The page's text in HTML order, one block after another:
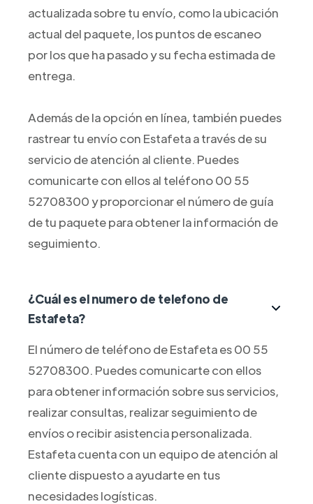
actualizada sobre tu envío, como la ubicación
actual del paquete, los puntos de escaneo
por los que ha pasado y su fecha estimada de
entrega.
Además de la opción en línea, también puedes
rastrear tu envío con Estafeta a través de su
servicio de atención al cliente. Puedes
comunicarte con ellos al teléfono 00 55
52708300 y proporcionar el número de guía
de tu paquete para obtener la información de
seguimiento.
¿Cuál es el numero de telefono de
Estafeta?
El número de teléfono de Estafeta es 00 55
52708300. Puedes comunicarte con ellos
para obtener información sobre sus servicios,
realizar consultas, realizar seguimiento de
envíos o recibir asistencia personalizada.
Estafeta cuenta con un equipo de atención al
cliente dispuesto a ayudarte en tus
necesidades logísticas.